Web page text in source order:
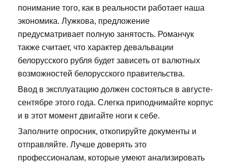
понимание того, как в реальности работает наша
экономика. Лужкова, предложение
предусматривает полную занятость. Романчук
также считает, что характер девальвации
белорусского рубля будет зависеть от валютных
возможностей белорусского правительства.
Ввод в эксплуатацию должен состояться в августе-
сентябре этого года. Слегка приподнимайте корпус
и в этот момент двигайте ноги к себе.
Заполните опросник, откопируйте документы и
отправляйте. Лучше доверять это
профессионалам, которые умеют анализировать